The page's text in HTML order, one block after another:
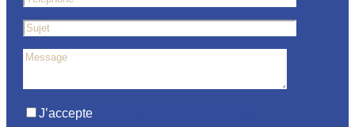
J’accepte